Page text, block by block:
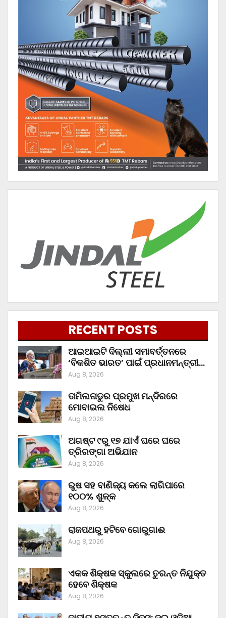
RECENT POSTS
ଆଇଆଇଟି ଦିଲ୍ଲୀ ସମାବର୍ତ୍ତନରେ
‘ବିକଶିତ ଭାରତ’ ପାଇଁ ପ୍ରଧାନମନ୍ତ୍ରୀ…
Aug 8, 2026
ତାମିଲନାଡୁର ପ୍ରମୁଖ ମନ୍ଦିରରେ
ମୋବାଇଲ ନିଷେଧ
Aug 8, 2026
ଅଗଷ୍ଟ ୯ରୁ ୧୭ ଯାଏଁ ଘରେ ଘରେ
ତ୍ରିରଙ୍ଗା ଅଭିଯାନ
Aug 8, 2026
ରୁଷ ସହ ବାଣିଜ୍ୟ କଲେ ଲାଗିପାରେ
୧୦୦% ଶୁଳ୍କ
Aug 8, 2026
ରାଜପଥରୁ ହଟିବେ ଗୋରୁଗାଈ
Aug 8, 2026
ଏକକ ଶିକ୍ଷକ ସ୍କୁଲରେ ତୁରନ୍ତ ନିଯୁକ୍ତ
ହେବେ ଶିକ୍ଷକ
Aug 8, 2026